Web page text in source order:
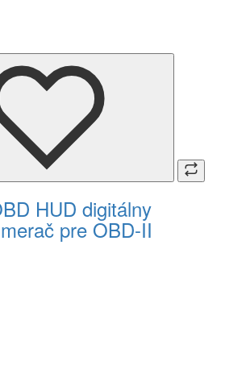
HUD digitálny
pre OBD-II